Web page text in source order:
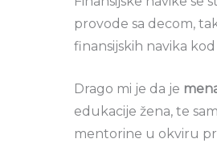
provode sa decom,
finansijskih navika
Drago mi je da je
edukacije žena, te
mentorine u okviru